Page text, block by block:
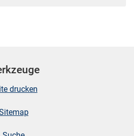
drucken